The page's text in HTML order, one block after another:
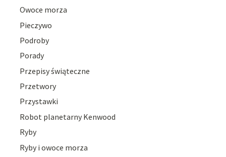
Owoce morza
Pieczywo
Podroby
Porady
Przepisy świąteczne
Przetwory
Przystawki
Robot planetarny Kenwood
Ryby
Ryby i owoce morza